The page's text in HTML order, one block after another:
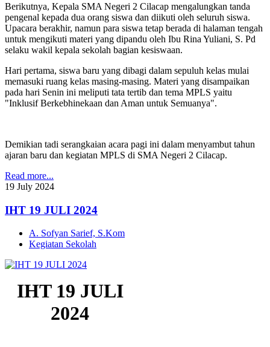
Berikutnya, Kepala SMA Negeri 2 Cilacap mengalungkan tanda
pengenal kepada dua orang siswa dan diikuti oleh seluruh siswa.
Upacara berakhir, namun para siswa tetap berada di halaman tengah
untuk mengikuti materi yang dipandu oleh Ibu Rina Yuliani, S. Pd
selaku wakil kepala sekolah bagian kesiswaan.
Hari pertama, siswa baru yang dibagi dalam sepuluh kelas mulai
memasuki ruang kelas masing-masing. Materi yang disampaikan
pada hari Senin ini meliputi tata tertib dan tema MPLS yaitu
"Inklusif Berkebhinekaan dan Aman untuk Semuanya".
Demikian tadi serangkaian acara pagi ini dalam menyambut tahun
ajaran baru dan kegiatan MPLS di SMA Negeri 2 Cilacap.
Read more...
19 July 2024
IHT 19 JULI 2024
A. Sofyan Sarief, S.Kom
Kegiatan Sekolah
IHT 19 JULI
2024